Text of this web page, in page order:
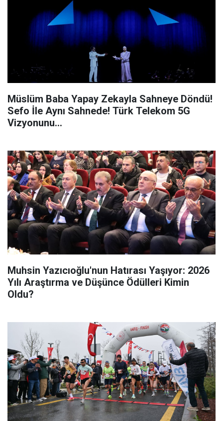
Müslüm Baba Yapay Zekayla Sahneye Döndü!
Sefo İle Aynı Sahnede! Türk Telekom 5G
Vizyonunu...
Muhsin Yazıcıoğlu'nun Hatırası Yaşıyor: 2026
Yılı Araştırma ve Düşünce Ödülleri Kimin
Oldu?